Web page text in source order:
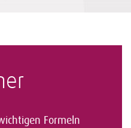
Formeln